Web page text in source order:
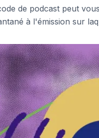
de podcast peut
à l'émission sur